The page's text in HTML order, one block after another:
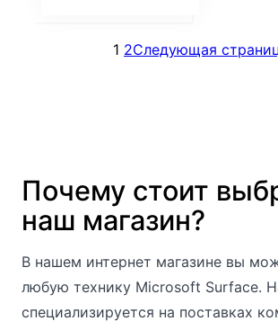
1 2Следующая
Почему стоит
наш магазин?
В нашем интернет магазине вы
любую технику Microsoft Surface.
специализируется на поставках